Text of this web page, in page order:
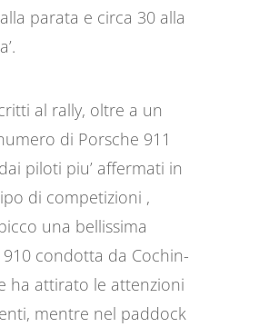
parata e circa 30 alla
al rally, oltre a un
di Porsche 911
piloti piu’ affermati in
di competizioni ,
una bellissima
910 condotta da Cochin-
ha attirato le attenzioni
mentre nel paddock